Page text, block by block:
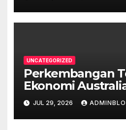
UNCATEGORIZED
Perkembangan
Ekonomi
JUL 29, 2026 ADMINBLO